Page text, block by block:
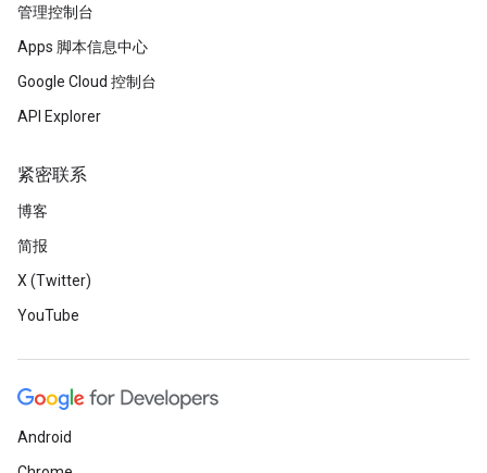
管理控制台
Apps 脚本信息中心
Google Cloud 控制台
API Explorer
紧密联系
博客
简报
X (Twitter)
YouTube
Android